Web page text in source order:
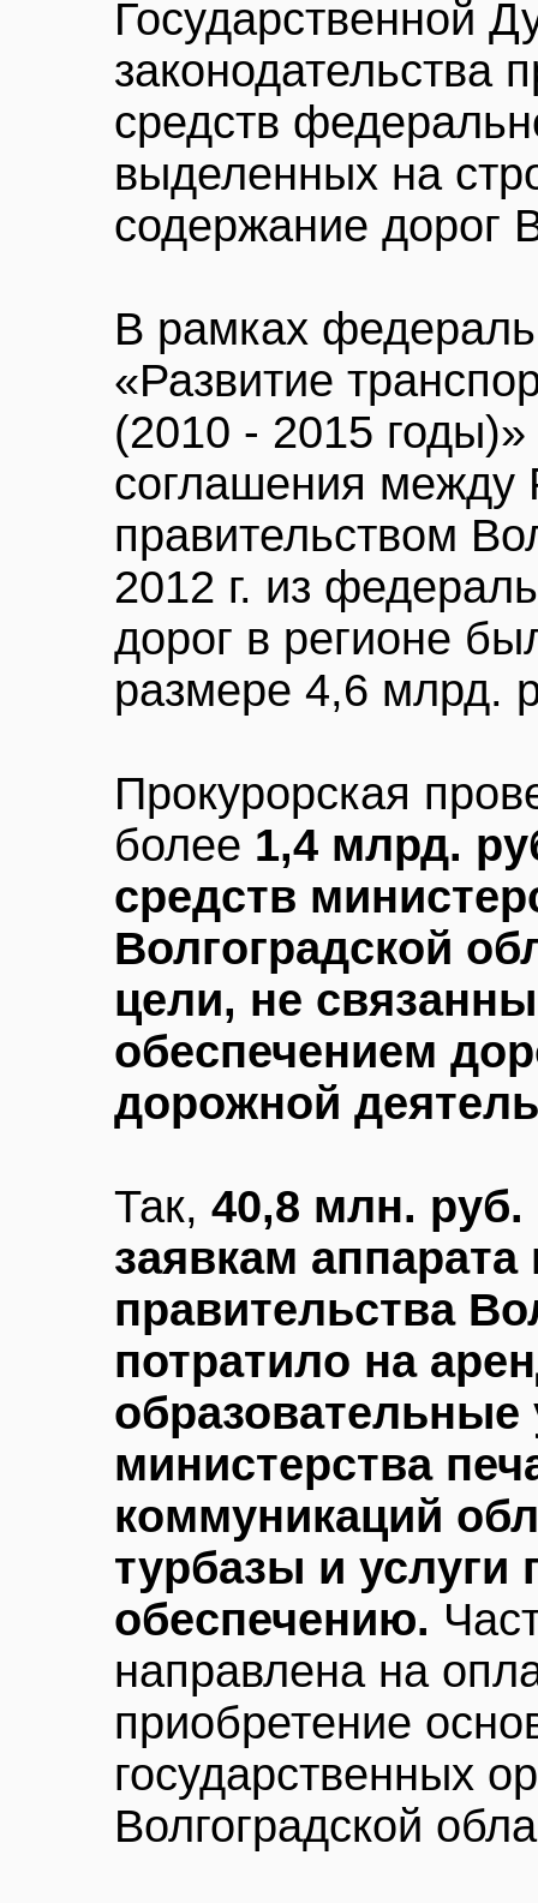
Государственной
законодательства
средств
выделенных на
содержание дорог
В рамках
«Развитие
(2010 - 2015
соглашения между
правительством
2012 г. из
дорог в регионе
размере 4,6 млрд.
Прокурорская
более 1,4 млрд.
средств
Волгоградской
цели, не
обеспечением
дорожной
Так, 40,8 млн.
заявкам аппарата
правительства
потратило на
образовательные
министерства
коммуникаций
турбазы и
обеспечению.
направлена на
приобретение
государственных
Волгоградской